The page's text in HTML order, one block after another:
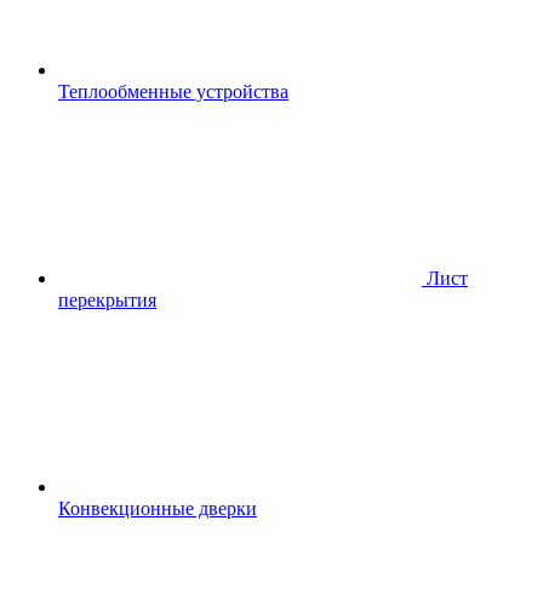
Теплообменные устройства
Лист
перекрытия
Конвекционные дверки